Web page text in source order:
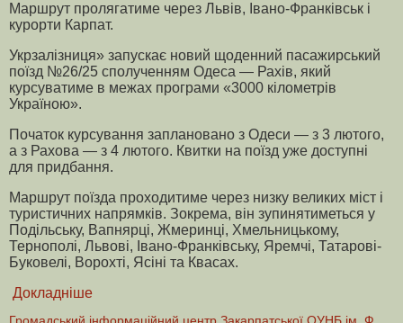
Маршрут пролягатиме через Львів, Івано-Франківськ і
курорти Карпат.
Укрзалізниця» запускає новий щоденний пасажирський
поїзд №26/25 сполученням Одеса — Рахів, який
курсуватиме в межах програми «3000 кілометрів
Україною».
Початок курсування заплановано з Одеси — з 3 лютого,
а з Рахова — з 4 лютого. Квитки на поїзд уже доступні
для придбання.
Маршрут поїзда проходитиме через низку великих міст і
туристичних напрямків. Зокрема, він зупинятиметься у
Подільську, Вапнярці, Жмеринці, Хмельницькому,
Тернополі, Львові, Івано-Франківську, Яремчі, Татарові-
Буковелі, Ворохті, Ясіні та Квасах.
Докладніше
Громадський інформаційний центр Закарпатської ОУНБ ім. Ф.